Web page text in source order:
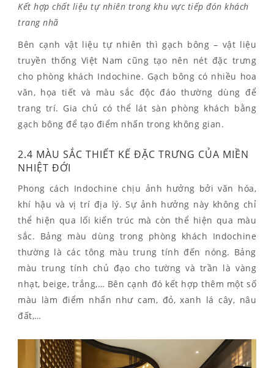
Kết hợp chất liệu tự nhiên trong khu vực tiếp đón khách
trang nhã
Bên cạnh vật liệu tự nhiên thì gạch bông – vật liệu
truyền thống Việt Nam cũng tạo nên nét đặc trưng
cho phòng khách Indochine. Gạch bông có nhiều hoa
văn, họa tiết và màu sắc độc đáo thường dùng để
trang trí. Gia chủ có thể lát sàn phòng khách bằng
gạch bông để tạo điểm nhấn trong không gian.
2.4 MÀU SẮC THIẾT KẾ ĐẶC TRƯNG CỦA MIỀN
NHIỆT ĐỚI
Phong cách Indochine chịu ảnh hưởng bởi văn hóa,
khí hậu và vị trí địa lý. Sự ảnh hưởng này không chỉ
thể hiện qua lối kiến trúc mà còn thể hiện qua màu
sắc. Bảng màu dùng trong phòng khách Indochine
thường là các tông màu trung tính đến nóng. Bảng
màu trung tính chủ đạo cho tường và trần là vàng
nhạt, beige, trắng,… Bên cạnh đó kết hợp thêm một số
màu làm điểm nhấn như cam, đỏ, xanh lá cây, nâu
đất,…